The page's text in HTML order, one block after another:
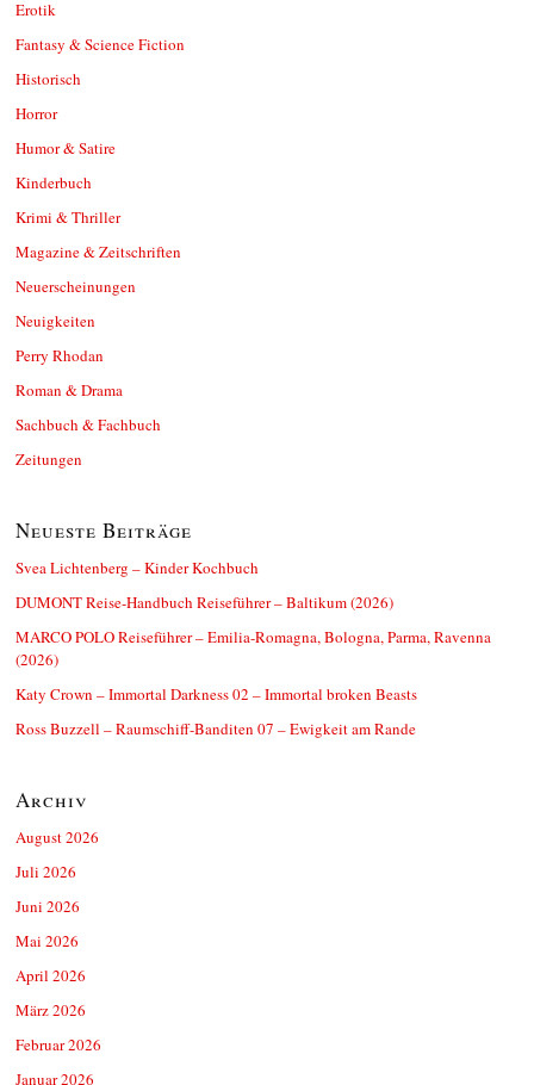
Erotik
Fantasy & Science Fiction
Historisch
Horror
Humor & Satire
Kinderbuch
Krimi & Thriller
Magazine & Zeitschriften
Neuerscheinungen
Neuigkeiten
Perry Rhodan
Roman & Drama
Sachbuch & Fachbuch
Zeitungen
Neueste Beiträge
Svea Lichtenberg – Kinder Kochbuch
DUMONT Reise-Handbuch Reiseführer – Baltikum (2026)
MARCO POLO Reiseführer – Emilia-Romagna, Bologna, Parma, Ravenna
(2026)
Katy Crown – Immortal Darkness 02 – Immortal broken Beasts
Ross Buzzell – Raumschiff-Banditen 07 – Ewigkeit am Rande
Archiv
August 2026
Juli 2026
Juni 2026
Mai 2026
April 2026
März 2026
Februar 2026
Januar 2026